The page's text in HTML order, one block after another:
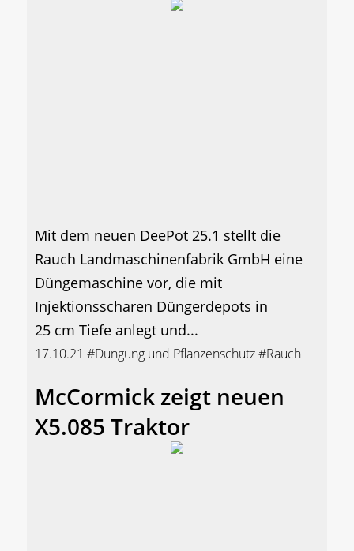
Mit dem neuen DeePot 25.1 stellt die
Rauch Landmaschinenfabrik GmbH eine
Düngemaschine vor, die mit
Injektionsscharen Düngerdepots in
25 cm Tiefe anlegt und...
17.10.21 #Düngung und Pflanzenschutz#Rauch
McCormick zeigt neuen
X5.085 Traktor